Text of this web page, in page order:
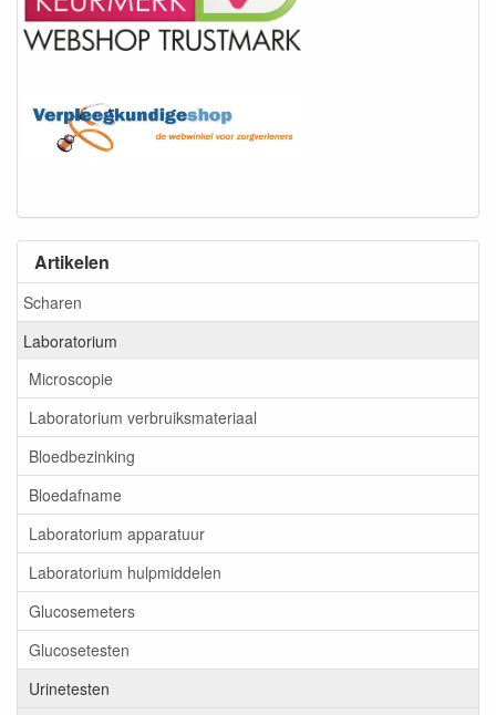
Artikelen
Scharen
Laboratorium
Microscopie
Laboratorium verbruiksmateriaal
Bloedbezinking
Bloedafname
Laboratorium apparatuur
Laboratorium hulpmiddelen
Glucosemeters
Glucosetesten
Urinetesten